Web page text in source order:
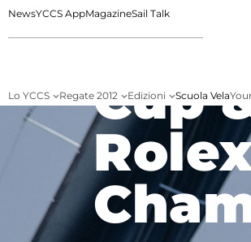
NewsYCCS AppMagazineSail Talk
Lo YCCS Regate 2012 Edizioni Scuola Vela
Maxi
Cup